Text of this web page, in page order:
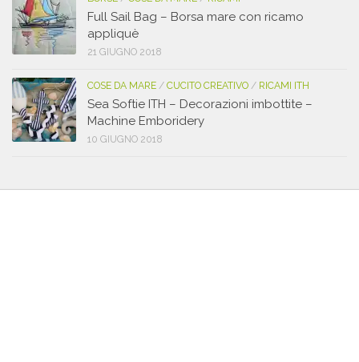
Full Sail Bag – Borsa mare con ricamo
appliquè
21 GIUGNO 2018
COSE DA MARE / CUCITO CREATIVO / RICAMI ITH
Sea Softie ITH – Decorazioni imbottite –
Machine Emboridery
10 GIUGNO 2018